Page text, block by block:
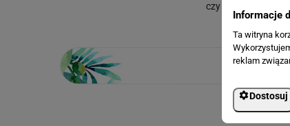
czy strefy relaksu,
Informacje
Ta witryna
reklam
Dostosuj